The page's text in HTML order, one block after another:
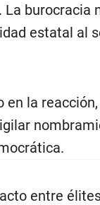
burocracia
estatal al
en la
entre